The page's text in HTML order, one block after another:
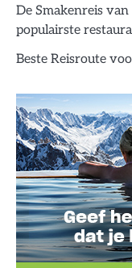
De Smakenreis
populairste
Beste Reisroute